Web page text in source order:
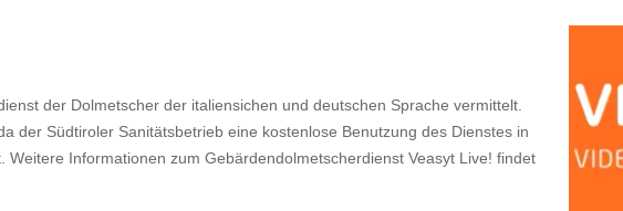
der Dolmetscher der italiensichen und deutschen Sprache vermittelt.
der Südtiroler Sanitätsbetrieb eine kostenlose Benutzung des Dienstes in
Informationen zum Gebärdendolmetscherdienst Veasyt Live! findet